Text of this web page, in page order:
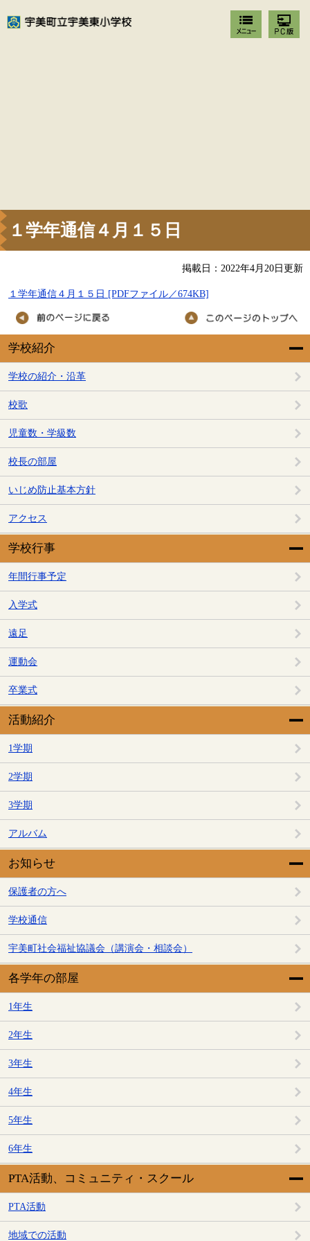
学校紹介
学校の紹介・沿革
校歌
児童数・学級数
校長の部屋
いじめ防止基本方針
アクセス
学校行事
年間行事予定
入学式
遠足
運動会
卒業式
活動紹介
1学期
2学期
3学期
アルバム
お知らせ
保護者の方へ
学校通信
宇美町社会福祉協議会（講演会・相談会）
各学年の部屋
1年生
2年生
3年生
4年生
5年生
6年生
PTA活動、コミュニティ・スクール
PTA活動
地域での活動
１学年通信４月１５日
掲載日：2022年4月20日更新
１学年通信４月１５日 [PDFファイル／674KB]